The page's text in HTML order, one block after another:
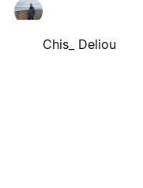
Chis_ Deliou